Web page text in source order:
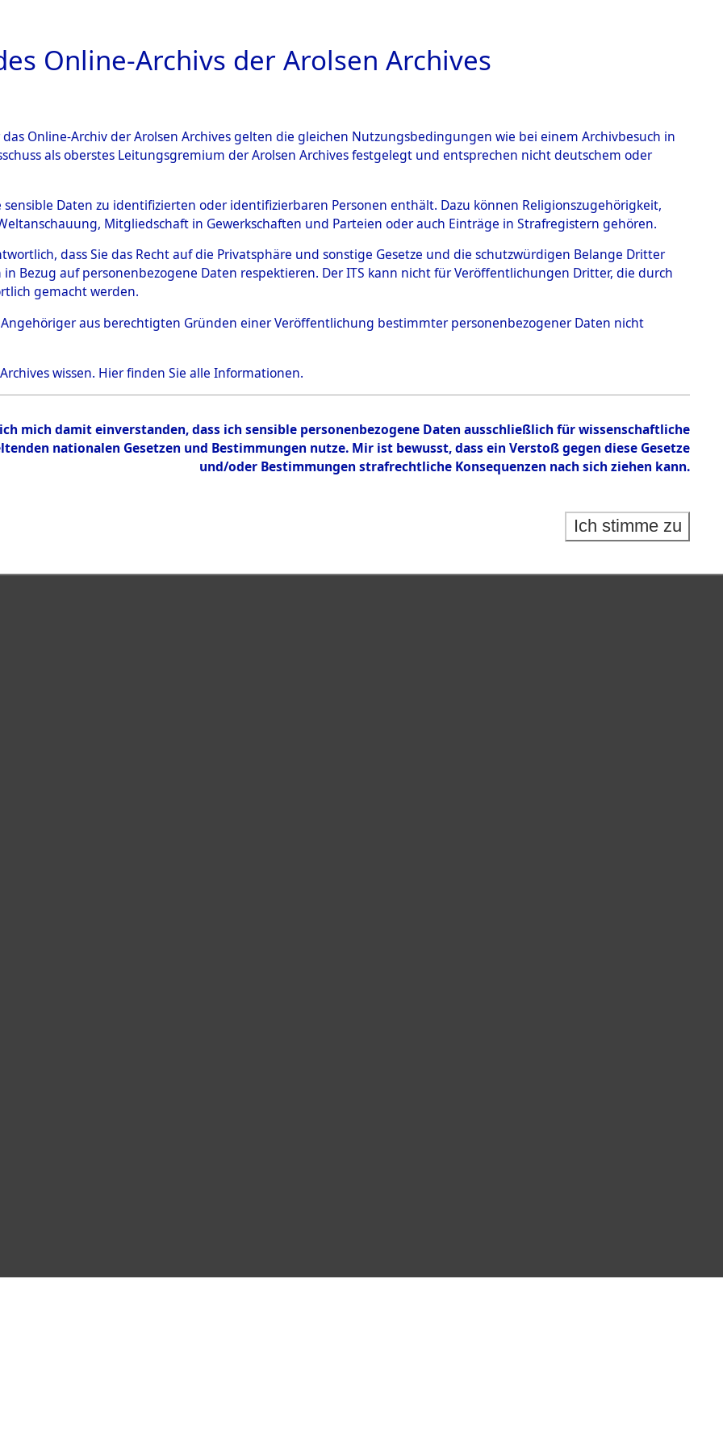
ARCHIVALE ÜBERSICHT BILD
→Landkreis Arnsberg→0099 (101106414)
0099 (101106414)
Übergeordnetes
Nordrhein-Westfalen
Inhalt
Zur Übersicht
Online-Archivs der Arolsen Archives
Online-Archiv der Arolsen Archives gelten die gleichen Nutzungsbedingungen wie bei einem Archivbesuch in
als oberstes Leitungsgremium der Arolsen Archives festgelegt und entsprechen nicht deutschem oder
sensible Daten zu identifizierten oder identifizierbaren Personen enthält. Dazu können Religionszugehörigkeit,
Mitgliedschaft in Gewerkschaften und Parteien oder auch Einträge in Strafregistern gehören.
dass Sie das Recht auf die Privatsphäre und sonstige Gesetze und die schutzwürdigen Belange Dritter
Bezug auf personenbezogene Daten respektieren. Der ITS kann nicht für Veröffentlichungen Dritter, die durch
gemacht werden.
Angehöriger aus berechtigten Gründen einer Veröffentlichung bestimmter personenbezogener Daten nicht
wissen. Hierfinden Sie alle Informationen.
mich damit einverstanden, dass ich sensible personenbezogene Daten ausschließlich für wissenschaftliche
nationalen Gesetzen und Bestimmungen nutze. Mir ist bewusst, dass ein Verstoß gegen diese Gesetze
und/oder Bestimmungen strafrechtliche Konsequenzen nach sich ziehen kann.
Ich stimme zu